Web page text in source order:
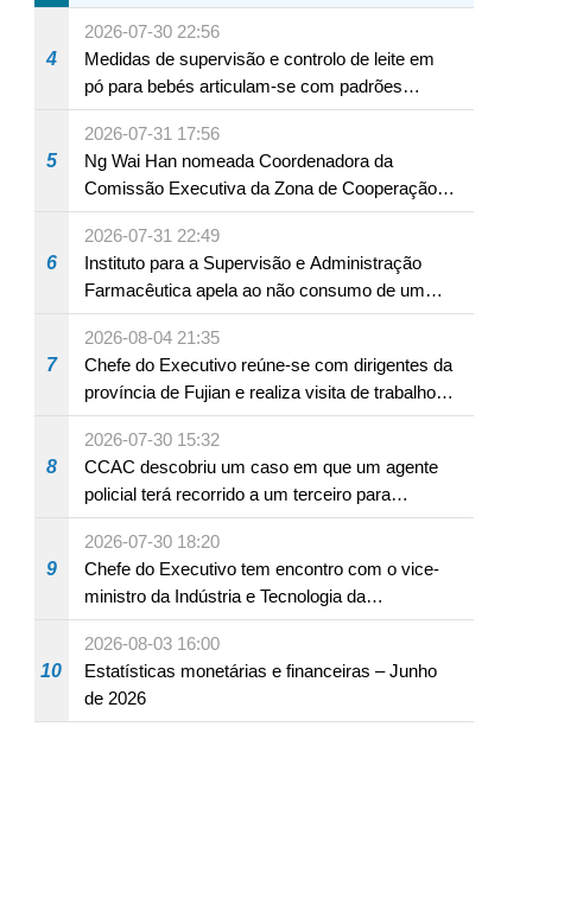
A12 da Zona A dos Novos Aterros
4
2026-07-30 22:56
Medidas de supervisão e controlo de leite em
pó para bebés articulam-se com padrões
internacionais Serviços interdepartamentais
envidam esforços para assegurar a saúde dos
bebés e crianças, assim como a segurança
alimentar
5
2026-07-31 17:56
Ng Wai Han nomeada Coordenadora da
Comissão Executiva da Zona de Cooperação
Aprofundada entre Guangdong e Macau em
Hengqin
6
2026-07-31 22:49
Instituto para a Supervisão e Administração
Farmacêutica apela ao não consumo de um
produto com substâncias medicamentosas
ocidentais
7
2026-08-04 21:35
Chefe do Executivo reúne-se com dirigentes da
província de Fujian e realiza visita de trabalho
em Fuzhou
8
2026-07-30 15:32
CCAC descobriu um caso em que um agente
policial terá recorrido a um terceiro para
assumir por si a culpa na sequência de uma
infracção rodoviária
9
2026-07-30 18:20
Chefe do Executivo tem encontro com o vice-
ministro da Indústria e Tecnologia da
Informação
10
2026-08-03 16:00
Estatísticas monetárias e financeiras – Junho
de 2026